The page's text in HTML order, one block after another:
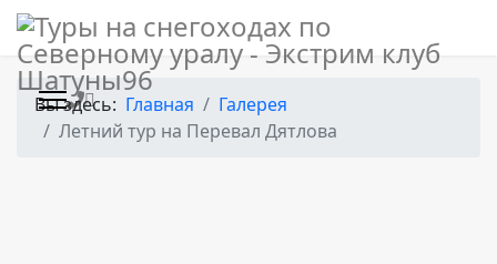
Контакты
Вы здесь: Главная
Галерея
Летний тур на Перевал Дятлова